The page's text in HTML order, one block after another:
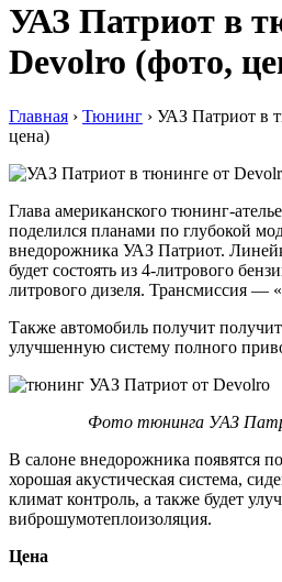
УАЗ Патриот в
Devolro (фото,
Главная › Тюнинг › УАЗ Патриот в
цена)
Глава американского тюнинг-
поделился планами по глубокой
внедорожника УАЗ Патриот.
будет состоять из 4-литрового
литрового дизеля. Трансмиссия —
Также автомобиль получит
улучшенную систему полного
Фото тюнинга УАЗ
В салоне внедорожника появятся
хорошая акустическая система,
климат контроль, а также будет
виброшумотеплоизоляция.
Цена